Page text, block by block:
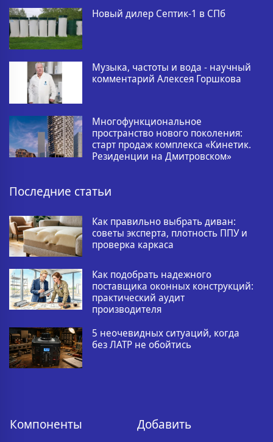
Новый дилер Септик-1 в СПб
Музыка, частоты и вода - научный
комментарий Алексея Горшкова
Многофункциональное
пространство нового поколения:
старт продаж комплекса «Кинетик.
Резиденции на Дмитровском»
Последние статьи
Как правильно выбрать диван:
советы эксперта, плотность ППУ и
проверка каркаса
Как подобрать надежного
поставщика оконных конструкций:
практический аудит
производителя
5 неочевидных ситуаций, когда
без ЛАТР не обойтись
Компоненты Добавить